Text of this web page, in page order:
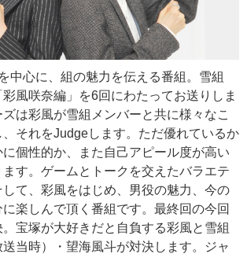
中心に、組の魅力を伝える番組。雪組
彩風咲奈編」を6回にわたってお送りしま
は彩風が雪組メンバーと共に様々なこ
それをJudgeします。ただ優れているか
個性的か、また自己アピール度が高い
す。ゲームとトークを交えたバラエテ
して、彩風をはじめ、男役の魅力、今の
楽しんで頂く番組です。最終回の今回
宝塚が大好きだと自負する彩風と雪組
送当時）・望海風斗が対決します。ジャ